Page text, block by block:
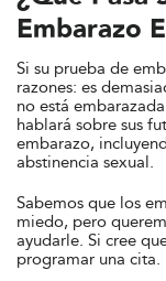
Embarazo
Si su prueba de
razones: es
no está
hablará sobre sus
embarazo,
abstinencia sexual.
Sabemos que los
miedo, pero
ayudarle. Si cree
programar una cita.